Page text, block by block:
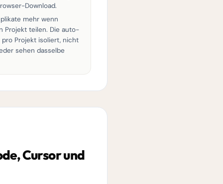
Download.
mehr wenn
Projekt teilen. Die auto-
Projekt isoliert, nicht
sehen dasselbe
Cursor und